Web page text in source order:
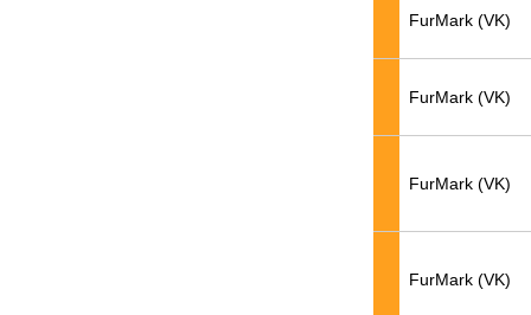
FurMark (VK)
FurMark (VK)
FurMark (VK)
FurMark (VK)